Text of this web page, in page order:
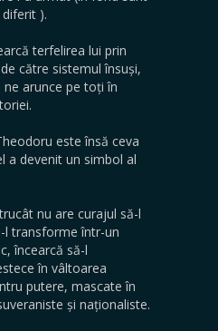
).
terfelirea lui prin
către sistemul însuși,
ne arunce pe toți în
este însă ceva
a devenit un simbol al
nu are curajul să-l
l transforme într-un
încearcă să-l
în vâltoarea
putere, mascate în
și naționaliste.